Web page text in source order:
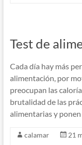
Test de
Cada día hay más
alimentación, por
preocupan las
brutalidad de las
alimentarias y
calamar
21